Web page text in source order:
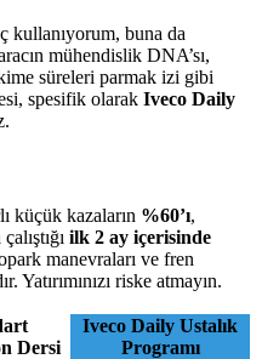
kullanıyorum, buna da
mühendislik DNA’sı,
süreleri parmak izi gibi
spesifik olarak Iveco Daily
küçük kazaların %60’ı,
ilk 2 ay içerisinde
manevraları ve fren
Yatırımınızı riske atmayın.
Dersi
Iveco Daily Ustalık
Programı